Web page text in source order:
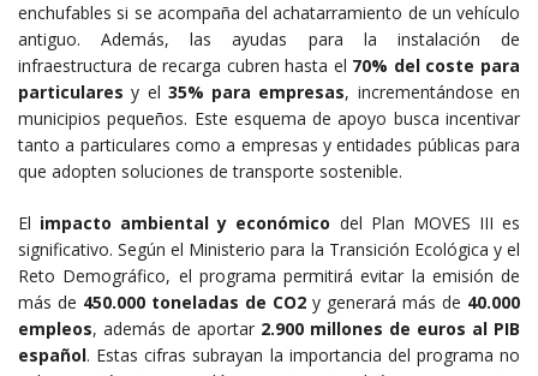
enchufables si se acompaña del achatarramiento de un vehículo
antiguo. Además, las ayudas para la instalación de
infraestructura de recarga cubren hasta el 70% del coste para
particulares y el 35% para empresas, incrementándose en
municipios pequeños. Este esquema de apoyo busca incentivar
tanto a particulares como a empresas y entidades públicas para
que adopten soluciones de transporte sostenible.
El impacto ambiental y económico del Plan MOVES III es
significativo. Según el Ministerio para la Transición Ecológica y el
Reto Demográfico, el programa permitirá evitar la emisión de
más de 450.000 toneladas de CO2 y generará más de 40.000
empleos, además de aportar 2.900 millones de euros al PIB
español. Estas cifras subrayan la importancia del programa no